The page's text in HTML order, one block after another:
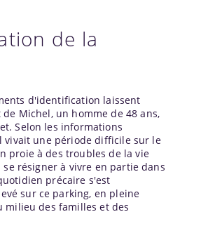
de la
d'identification laissent
Michel, un homme de 48 ans,
Selon les informations
vivait une période difficile sur le
proie à des troubles de la vie
résigner à vivre en partie dans
précaire s'est
sur ce parking, en pleine
milieu des familles et des